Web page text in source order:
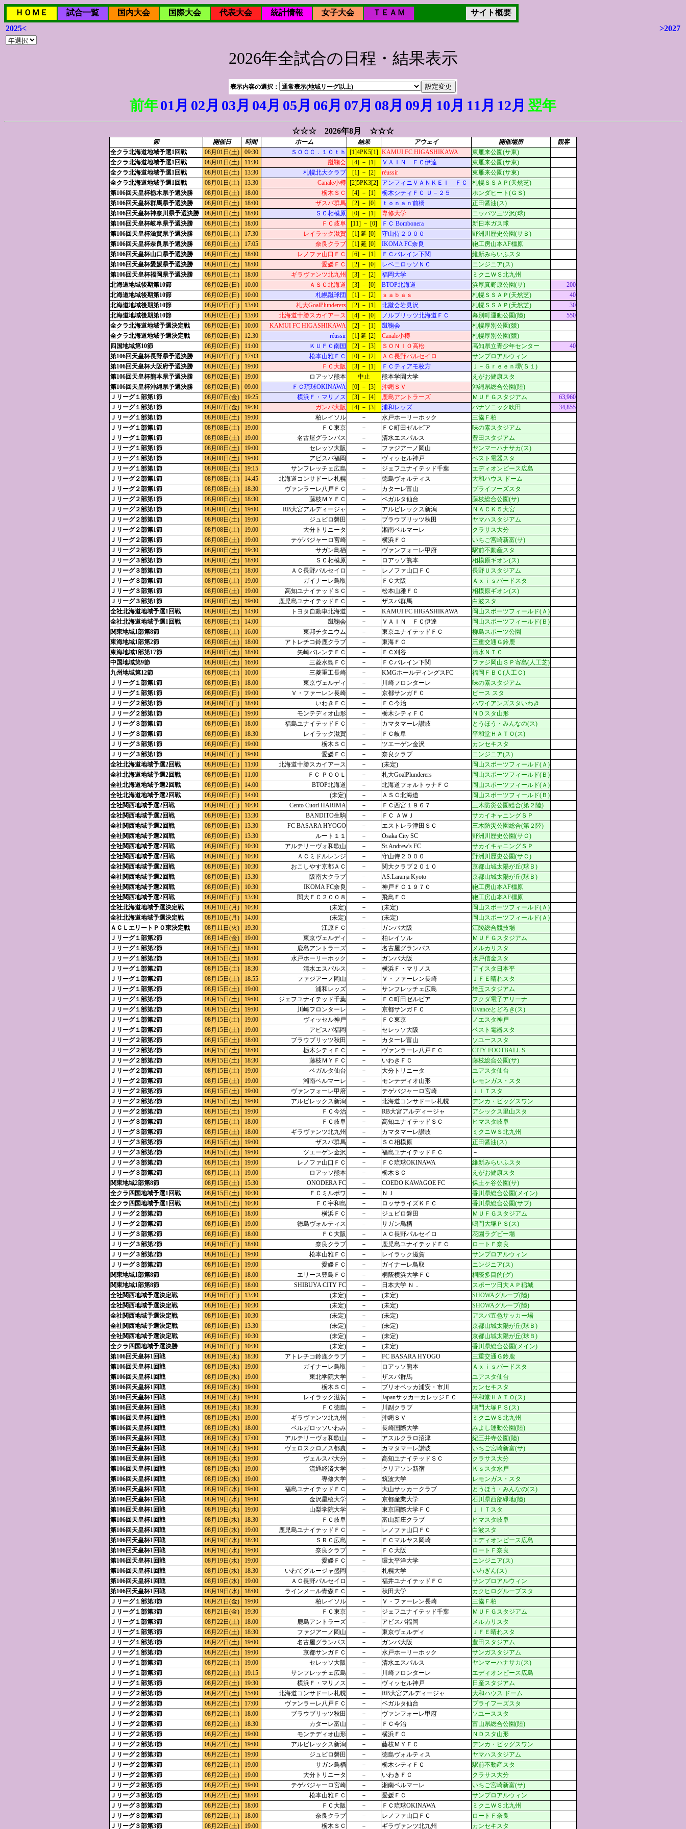
ＨＯＭＥ 試合一覧 国内大会 国際大会 代表大会 統計情報 女子大会 ＴＥＡＭ
サイト概要
2025<
>2027
2026年全試合の日程・結果表示
表示内容の選択：
前年01月 02月 03月 04月 05月 06月 07月 08月 09月 10月 11月 12月 翌年
☆☆☆ 2026年8月 ☆☆☆
節 開催日 時間 ホーム 結果 アウェイ 開催場所
観客
全クラ北海道地域予選1回戦
08月01日(土) 09:30 ＳＯＣＣ．１０ｔｈ [1]4PK5[1] KAMUI FC HIGASHIKAWA
東雁来公園(サ東)
全クラ北海道地域予選1回戦
08月01日(土) 11:30 蹴鞠会 [4] － [1] ＶＡＩＮ ＦＣ伊達
東雁来公園(サ東)
全クラ北海道地域予選1回戦
08月01日(土) 13:30 札幌北大クラブ [1] － [2] réussir
東雁来公園(サ東)
全クラ北海道地域予選1回戦
08月01日(土) 13:30 Canale小樽 [2]5PK3[2] アンフィニＶＡＮＫＥＩ ＦＣ
札幌ＳＳＡＰ(天然芝)
第106回天皇杯栃木県予選決勝
08月01日(土) 18:00 栃木ＳＣ [4] － [1] 栃木シティＦＣ Ｕ－２５
ホンダヒート(ＧＳ)
第106回天皇杯群馬県予選決勝
08月01日(土) 18:00 ザスパ群馬 [2] － [0] ｔｏｎａｎ前橋
正田醤油(ス)
第106回天皇杯神奈川県予選決勝
08月01日(土) 18:00 ＳＣ相模原 [0] － [1] 専修大学
ニッパツ三ツ沢(球)
第106回天皇杯岐阜県予選決勝
08月01日(土) 18:00 ＦＣ岐阜 [11] － [0] ＦＣ Bombonera
新日本ガス球
第106回天皇杯滋賀県予選決勝
08月01日(土) 17:30 レイラック滋賀 [1] 延 [0] 守山侍２０００
野洲川歴史公園(サＢ)
第106回天皇杯奈良県予選決勝
08月01日(土) 17:05 奈良クラブ [1] 延 [0] IKOMA FC奈良
鞄工房山本AF橿原
第106回天皇杯山口県予選決勝
08月01日(土) 18:00 レノファ山口ＦＣ [6] － [1] ＦＣバレイン下関
維新みらいふスタ
第106回天皇杯愛媛県予選決勝
08月01日(土) 18:00 愛媛ＦＣ [2] － [0] レベニロッソＮＣ
ニンジニア(ス)
第106回天皇杯福岡県予選決勝
08月01日(土) 18:00 ギラヴァンツ北九州 [3] － [2] 福岡大学
ミクニＷＳ北九州
北海道地域後期第10節
08月02日(日) 10:00 ＡＳＣ北海道 [3] － [0] BTOP北海道 浜厚真野原公園(サ)
200
北海道地域後期第10節
08月02日(日) 10:00 札幌蹴球団 [1] － [2] ｓａｂａｓ 札幌ＳＳＡＰ(天然芝)
40
北海道地域後期第10節
08月02日(日) 13:00 札大GoalPlunderers [2] － [1] 北蹴会岩見沢 札幌ＳＳＡＰ(天然芝)
30
北海道地域後期第10節
08月02日(日) 13:00 北海道十勝スカイアース [4] － [0] ノルブリッツ北海道ＦＣ 幕別町運動公園(陸)
550
全クラ北海道地域予選決定戦
08月02日(日) 10:00 KAMUI FC HIGASHIKAWA [2] － [1] 蹴鞠会
札幌厚別公園(競)
全クラ北海道地域予選決定戦
08月02日(日) 12:30 réussir [1] 延 [2] Canale小樽
札幌厚別公園(競)
四国地域第10節
08月02日(日) 11:00 ＫＵＦＣ南国 [2] － [3] ＳＯＮＩＯ高松 高知県立青少年センター
40
第106回天皇杯長野県予選決勝
08月02日(日) 17:03 松本山雅ＦＣ [0] － [2] ＡＣ長野パルセイロ
サンプロアルウィン
第106回天皇杯大阪府予選決勝
08月02日(日) 19:00 ＦＣ大阪 [3] － [1] ＦＣティアモ枚方
Ｊ－Ｇｒｅｅｎ堺(Ｓ１)
第106回天皇杯熊本県予選決勝
08月02日(日) 19:00 ロアッソ熊本 中止 熊本学園大学
えがお健康スタ
第106回天皇杯沖縄県予選決勝
08月02日(日) 09:00 ＦＣ琉球OKINAWA [0] － [3] 沖縄ＳＶ
沖縄県総合公園(陸)
Ｊリーグ１部第1節
08月07日(金) 19:25 横浜Ｆ・マリノス [3] － [4] 鹿島アントラーズ ＭＵＦＧスタジアム
63,960
Ｊリーグ１部第1節
08月07日(金) 19:30 ガンバ大阪 [4] － [3] 浦和レッズ パナソニック吹田
34,855
Ｊリーグ１部第1節
08月08日(土) 19:00 柏レイソル － 水戸ホーリーホック
三協Ｆ柏
Ｊリーグ１部第1節
08月08日(土) 19:00 ＦＣ東京 － ＦＣ町田ゼルビア
味の素スタジアム
Ｊリーグ１部第1節
08月08日(土) 19:00 名古屋グランパス － 清水エスパルス
豊田スタジアム
Ｊリーグ１部第1節
08月08日(土) 19:00 セレッソ大阪 － ファジアーノ岡山
ヤンマーハナサカ(ス)
Ｊリーグ１部第1節
08月08日(土) 19:00 アビスパ福岡 － ヴィッセル神戸
ベスト電器スタ
Ｊリーグ１部第1節
08月08日(土) 19:15 サンフレッチェ広島 － ジェフユナイテッド千葉
エディオンピース広島
Ｊリーグ２部第1節
08月08日(土) 14:45 北海道コンサドーレ札幌 － 徳島ヴォルティス
大和ハウス ドーム
Ｊリーグ２部第1節
08月08日(土) 18:30 ヴァンラーレ八戸ＦＣ － カターレ富山
プライフーズスタ
Ｊリーグ２部第1節
08月08日(土) 18:30 藤枝ＭＹＦＣ － ベガルタ仙台
藤枝総合公園(サ)
Ｊリーグ２部第1節
08月08日(土) 19:00 RB大宮アルディージャ － アルビレックス新潟
ＮＡＣＫ５大宮
Ｊリーグ２部第1節
08月08日(土) 19:00 ジュビロ磐田 － ブラウブリッツ秋田
ヤマハスタジアム
Ｊリーグ２部第1節
08月08日(土) 19:00 大分トリニータ － 湘南ベルマーレ
クラサス大分
Ｊリーグ２部第1節
08月08日(土) 19:00 テゲバジャーロ宮崎 － 横浜ＦＣ
いちご宮崎新富(サ)
Ｊリーグ２部第1節
08月08日(土) 19:30 サガン鳥栖 － ヴァンフォーレ甲府
駅前不動産スタ
Ｊリーグ３部第1節
08月08日(土) 18:00 ＳＣ相模原 － ロアッソ熊本
相模原ギオン(ス)
Ｊリーグ３部第1節
08月08日(土) 18:00 ＡＣ長野パルセイロ － レノファ山口ＦＣ
長野Ｕスタジアム
Ｊリーグ３部第1節
08月08日(土) 19:00 ガイナーレ鳥取 － ＦＣ大阪
Ａｘｉｓバードスタ
Ｊリーグ３部第1節
08月08日(土) 19:00 高知ユナイテッドＳＣ － 松本山雅ＦＣ
相模原ギオン(ス)
Ｊリーグ３部第1節
08月08日(土) 19:00 鹿児島ユナイテッドＦＣ － ザスパ群馬
白波スタ
全社北海道地域予選1回戦
08月08日(土) 14:00 トヨタ自動車北海道 － KAMUI FC HIGASHIKAWA
岡山スポーツフィールド(Ａ)
全社北海道地域予選1回戦
08月08日(土) 14:00 蹴鞠会 － ＶＡＩＮ ＦＣ伊達
岡山スポーツフィールド(Ｂ)
関東地域1部第8節
08月08日(土) 16:00 東邦チタニウム － 東京ユナイテッドＦＣ
柳島スポーツ公園
東海地域1部第2節
08月08日(土) 18:00 アトレチコ鈴鹿クラブ － 東海ＦＣ
三重交通Ｇ鈴鹿
東海地域1部第17節
08月08日(土) 18:00 矢崎バレンテＦＣ － ＦＣ刈谷
清水ＮＴＣ
中国地域第9節
08月08日(土) 16:00 三菱水島ＦＣ － ＦＣバレイン下関
ファジ岡山ＳＰ寄島(人工芝)
九州地域第12節
08月08日(土) 10:00 三菱重工長崎 － KMGホールディングスFC
福岡ＦＢＣ(人工Ｃ)
Ｊリーグ１部第1節
08月09日(日) 18:00 東京ヴェルディ － 川崎フロンターレ
味の素スタジアム
Ｊリーグ１部第1節
08月09日(日) 19:00 Ｖ・ファーレン長崎 － 京都サンガＦＣ
ピース スタ
Ｊリーグ２部第1節
08月09日(日) 18:00 いわきＦＣ － ＦＣ今治
ハワイアンズスタいわき
Ｊリーグ２部第1節
08月09日(日) 19:00 モンテディオ山形 － 栃木シティＦＣ
ＮＤスタ山形
Ｊリーグ３部第1節
08月09日(日) 18:00 福島ユナイテッドＦＣ － カマタマーレ讃岐
とうほう・みんなの(ス)
Ｊリーグ３部第1節
08月09日(日) 18:30 レイラック滋賀 － ＦＣ岐阜
平和堂ＨＡＴＯ(ス)
Ｊリーグ３部第1節
08月09日(日) 19:00 栃木ＳＣ － ツエーゲン金沢
カンセキスタ
Ｊリーグ３部第1節
08月09日(日) 19:00 愛媛ＦＣ － 奈良クラブ
ニンジニア(ス)
全社北海道地域予選2回戦
08月09日(日) 11:00 北海道十勝スカイアース － (未定)
岡山スポーツフィールド(Ａ)
全社北海道地域予選2回戦
08月09日(日) 11:00 ＦＣ ＰＯＯＬ － 札大GoalPlunderers
岡山スポーツフィールド(Ｂ)
全社北海道地域予選2回戦
08月09日(日) 14:00 BTOP北海道 － 北海道フォルトゥナＦＣ
岡山スポーツフィールド(Ａ)
全社北海道地域予選2回戦
08月09日(日) 14:00 (未定) － ＡＳＣ北海道
岡山スポーツフィールド(Ｂ)
全社関西地域予選2回戦
08月09日(日) 10:30 Cento Cuori HARIMA － ＦＣ西宮１９６７
三木防災公園総合(第２陸)
全社関西地域予選2回戦
08月09日(日) 13:30 BANDITO生駒 － ＦＣ ＡＷＪ
サカイキャニングＳＰ
全社関西地域予選2回戦
08月09日(日) 13:30 FC BASARA HYOGO － エストレラ津田ＳＣ
三木防災公園総合(第２陸)
全社関西地域予選2回戦
08月09日(日) 13:30 ルート１１ － Osaka City SC
野洲川歴史公園(サＣ)
全社関西地域予選2回戦
08月09日(日) 10:30 アルテリーヴォ和歌山 － St.Andrew's FC
サカイキャニングＳＰ
全社関西地域予選2回戦
08月09日(日) 10:30 ＡＣミドルレンジ － 守山侍２０００
野洲川歴史公園(サＣ)
全社関西地域予選2回戦
08月09日(日) 10:30 おこしやす京都ＡＣ － 関大クラブ２０１０
京都山城太陽が丘(球Ｂ)
全社関西地域予選2回戦
08月09日(日) 13:30 阪南大クラブ － AS.Laranja Kyoto
京都山城太陽が丘(球Ｂ)
全社関西地域予選2回戦
08月09日(日) 10:30 IKOMA FC奈良 － 神戸ＦＣ１９７０
鞄工房山本AF橿原
全社関西地域予選2回戦
08月09日(日) 13:30 関大ＦＣ２００８ － 飛鳥ＦＣ
鞄工房山本AF橿原
全社北海道地域予選決定戦
08月10日(月) 10:30 (未定) － (未定)
岡山スポーツフィールド(Ａ)
全社北海道地域予選決定戦
08月10日(月) 14:00 (未定) － (未定)
岡山スポーツフィールド(Ａ)
ＡＣＬエリートＰＯ東決定戦
08月11日(火) 19:30 江原ＦＣ － ガンバ大阪
江陵総合競技場
Ｊリーグ１部第2節
08月14日(金) 19:00 東京ヴェルディ － 柏レイソル
ＭＵＦＧスタジアム
Ｊリーグ１部第2節
08月15日(土) 18:00 鹿島アントラーズ － 名古屋グランパス
メルカリスタ
Ｊリーグ１部第2節
08月15日(土) 18:00 水戸ホーリーホック － ガンバ大阪
水戸信金スタ
Ｊリーグ１部第2節
08月15日(土) 18:30 清水エスパルス － 横浜Ｆ・マリノス
アイスタ日本平
Ｊリーグ１部第2節
08月15日(土) 18:55 ファジアーノ岡山 － Ｖ・ファーレン長崎
ＪＦＥ晴れスタ
Ｊリーグ１部第2節
08月15日(土) 19:00 浦和レッズ － サンフレッチェ広島
埼玉スタジアム
Ｊリーグ１部第2節
08月15日(土) 19:00 ジェフユナイテッド千葉 － ＦＣ町田ゼルビア
フクダ電子アリーナ
Ｊリーグ１部第2節
08月15日(土) 19:00 川崎フロンターレ － 京都サンガＦＣ
Uvanceとどろき(ス)
Ｊリーグ１部第2節
08月15日(土) 19:00 ヴィッセル神戸 － ＦＣ東京
ノエスタ神戸
Ｊリーグ１部第2節
08月15日(土) 19:00 アビスパ福岡 － セレッソ大阪
ベスト電器スタ
Ｊリーグ２部第2節
08月15日(土) 18:00 ブラウブリッツ秋田 － カターレ富山
ソユーススタ
Ｊリーグ２部第2節
08月15日(土) 18:00 栃木シティＦＣ － ヴァンラーレ八戸ＦＣ
CITY FOOTBALL S.
Ｊリーグ２部第2節
08月15日(土) 18:30 藤枝ＭＹＦＣ － いわきＦＣ
藤枝総合公園(サ)
Ｊリーグ２部第2節
08月15日(土) 19:00 ベガルタ仙台 － 大分トリニータ
ユアスタ仙台
Ｊリーグ２部第2節
08月15日(土) 19:00 湘南ベルマーレ － モンテディオ山形
レモンガス・スタ
Ｊリーグ２部第2節
08月15日(土) 19:00 ヴァンフォーレ甲府 － テゲバジャーロ宮崎
ＪＩＴスタ
Ｊリーグ２部第2節
08月15日(土) 19:00 アルビレックス新潟 － 北海道コンサドーレ札幌
デンカ・ビッグスワン
Ｊリーグ２部第2節
08月15日(土) 19:00 ＦＣ今治 － RB大宮アルディージャ
アシックス里山スタ
Ｊリーグ３部第2節
08月15日(土) 18:00 ＦＣ岐阜 － 高知ユナイテッドＳＣ
ヒマスタ岐阜
Ｊリーグ３部第2節
08月15日(土) 18:00 ギラヴァンツ北九州 － カマタマーレ讃岐
ミクニＷＳ北九州
Ｊリーグ３部第2節
08月15日(土) 19:00 ザスパ群馬 － ＳＣ相模原
正田醤油(ス)
Ｊリーグ３部第2節
08月15日(土) 19:00 ツエーゲン金沢 － 福島ユナイテッドＦＣ
－
Ｊリーグ３部第2節
08月15日(土) 19:00 レノファ山口ＦＣ － ＦＣ琉球OKINAWA
維新みらいふスタ
Ｊリーグ３部第2節
08月15日(土) 19:00 ロアッソ熊本 － 栃木ＳＣ
えがお健康スタ
関東地域2部第8節
08月15日(土) 15:30 ONODERA FC － COEDO KAWAGOE FC
保土ヶ谷公園(サ)
全クラ四国地域予選1回戦
08月15日(土) 10:30 ＦＣミルポワ － ＮＪ
香川県総合公園(メイン)
全クラ四国地域予選1回戦
08月15日(土) 10:30 ＦＣ宇和島 － ロッサライズＫＦＣ
香川県総合公園(サブ)
Ｊリーグ２部第2節
08月16日(日) 18:00 横浜ＦＣ － ジュビロ磐田
ＭＵＦＧスタジアム
Ｊリーグ２部第2節
08月16日(日) 19:00 徳島ヴォルティス － サガン鳥栖
鳴門大塚ＰＳ(ス)
Ｊリーグ３部第2節
08月16日(日) 18:00 ＦＣ大阪 － ＡＣ長野パルセイロ
花園ラグビー場
Ｊリーグ３部第2節
08月16日(日) 18:00 奈良クラブ － 鹿児島ユナイテッドＦＣ
ロートＦ奈良
Ｊリーグ３部第2節
08月16日(日) 19:00 松本山雅ＦＣ － レイラック滋賀
サンプロアルウィン
Ｊリーグ３部第2節
08月16日(日) 19:00 愛媛ＦＣ － ガイナーレ鳥取
ニンジニア(ス)
関東地域1部第8節
08月16日(日) 18:00 エリース豊島ＦＣ － 桐蔭横浜大学ＦＣ
桐蔭多目的(グ)
関東地域1部第8節
08月16日(日) 18:00 SHIBUYA CITY FC － 日本大学 Ｎ．
スポーツ日大ＡＰ稲城
全社関西地域予選決定戦
08月16日(日) 13:30 (未定) － (未定)
SHOWAグループ(陸)
全社関西地域予選決定戦
08月16日(日) 10:30 (未定) － (未定)
SHOWAグループ(陸)
全社関西地域予選決定戦
08月16日(日) 10:30 (未定) － (未定)
アスパ五色サッカー場
全社関西地域予選決定戦
08月16日(日) 13:30 (未定) － (未定)
京都山城太陽が丘(球Ｂ)
全社関西地域予選決定戦
08月16日(日) 10:30 (未定) － (未定)
京都山城太陽が丘(球Ｂ)
全クラ四国地域予選決勝
08月16日(日) 10:30 (未定) － (未定)
香川県総合公園(メイン)
第106回天皇杯1回戦
08月19日(水) 18:30 アトレチコ鈴鹿クラブ － FC BASARA HYOGO
三重交通Ｇ鈴鹿
第106回天皇杯1回戦
08月19日(水) 19:00 ガイナーレ鳥取 － ロアッソ熊本
Ａｘｉｓバードスタ
第106回天皇杯1回戦
08月19日(水) 19:00 東北学院大学 － ザスパ群馬
ユアスタ仙台
第106回天皇杯1回戦
08月19日(水) 19:00 栃木ＳＣ － ブリオベッカ浦安・市川
カンセキスタ
第106回天皇杯1回戦
08月19日(水) 19:00 レイラック滋賀 － JapanサッカーカレッジＦＣ
平和堂ＨＡＴＯ(ス)
第106回天皇杯1回戦
08月19日(水) 18:30 ＦＣ徳島 － 川副クラブ
鳴門大塚ＰＳ(ス)
第106回天皇杯1回戦
08月19日(水) 19:00 ギラヴァンツ北九州 － 沖縄ＳＶ
ミクニＷＳ北九州
第106回天皇杯1回戦
08月19日(水) 18:00 ベルガロッソいわみ － 長崎国際大学
みよし運動公園(陸)
第106回天皇杯1回戦
08月19日(水) 17:00 アルテリーヴォ和歌山 － アスルクラロ沼津
紀三井寺公園(陸)
第106回天皇杯1回戦
08月19日(水) 19:00 ヴェロスクロノス都農 － カマタマーレ讃岐
いちご宮崎新富(サ)
第106回天皇杯1回戦
08月19日(水) 19:00 ヴェルスパ大分 － 高知ユナイテッドＳＣ
クラサス大分
第106回天皇杯1回戦
08月19日(水) 19:00 流通経済大学 － クリアソン新宿
Ｋｓスタ水戸
第106回天皇杯1回戦
08月19日(水) 19:00 専修大学 － 筑波大学
レモンガス・スタ
第106回天皇杯1回戦
08月19日(水) 19:00 福島ユナイテッドＦＣ － 大山サッカークラブ
とうほう・みんなの(ス)
第106回天皇杯1回戦
08月19日(水) 19:00 金沢星稜大学 － 京都産業大学
石川県西部緑地(陸)
第106回天皇杯1回戦
08月19日(水) 19:00 山梨学院大学 － 東京国際大学ＦＣ
ＪＩＴスタ
第106回天皇杯1回戦
08月19日(水) 18:30 ＦＣ岐阜 － 富山新庄クラブ
ヒマスタ岐阜
第106回天皇杯1回戦
08月19日(水) 19:00 鹿児島ユナイテッドＦＣ － レノファ山口ＦＣ
白波スタ
第106回天皇杯1回戦
08月19日(水) 18:30 ＳＲＣ広島 － ＦＣマルヤス岡崎
エディオンピース広島
第106回天皇杯1回戦
08月19日(水) 19:00 奈良クラブ － ＦＣ大阪
ロートＦ奈良
第106回天皇杯1回戦
08月19日(水) 19:00 愛媛ＦＣ － 環太平洋大学
ニンジニア(ス)
第106回天皇杯1回戦
08月19日(水) 18:30 いわてグルージャ盛岡 － 札幌大学
いわぎん(ス)
第106回天皇杯1回戦
08月19日(水) 19:00 ＡＣ長野パルセイロ － 福井ユナイテッドＦＣ
サンプロアルウィン
第106回天皇杯1回戦
08月19日(水) 18:00 ラインメール青森ＦＣ － 秋田大学
カクヒログループスタ
Ｊリーグ１部第3節
08月21日(金) 19:00 柏レイソル － Ｖ・ファーレン長崎
三協Ｆ柏
Ｊリーグ１部第3節
08月21日(金) 19:30 ＦＣ東京 － ジェフユナイテッド千葉
ＭＵＦＧスタジアム
Ｊリーグ１部第3節
08月22日(土) 18:00 鹿島アントラーズ － アビスパ福岡
メルカリスタ
Ｊリーグ１部第3節
08月22日(土) 18:30 ファジアーノ岡山 － 東京ヴェルディ
ＪＦＥ晴れスタ
Ｊリーグ１部第3節
08月22日(土) 19:00 名古屋グランパス － ガンバ大阪
豊田スタジアム
Ｊリーグ１部第3節
08月22日(土) 19:00 京都サンガＦＣ － 水戸ホーリーホック
サンガスタジアム
Ｊリーグ１部第3節
08月22日(土) 19:00 セレッソ大阪 － 清水エスパルス
ヤンマーハナサカ(ス)
Ｊリーグ１部第3節
08月22日(土) 19:15 サンフレッチェ広島 － 川崎フロンターレ
エディオンピース広島
Ｊリーグ１部第3節
08月22日(土) 19:30 横浜Ｆ・マリノス － ヴィッセル神戸
日産スタジアム
Ｊリーグ２部第3節
08月22日(土) 15:00 北海道コンサドーレ札幌 － RB大宮アルディージャ
大和ハウス ドーム
Ｊリーグ２部第3節
08月22日(土) 17:00 ヴァンラーレ八戸ＦＣ － ベガルタ仙台
プライフーズスタ
Ｊリーグ２部第3節
08月22日(土) 18:00 ブラウブリッツ秋田 － ヴァンフォーレ甲府
ソユーススタ
Ｊリーグ２部第3節
08月22日(土) 18:30 カターレ富山 － ＦＣ今治
富山県総合公園(陸)
Ｊリーグ２部第3節
08月22日(土) 19:00 モンテディオ山形 － 横浜ＦＣ
ＮＤスタ山形
Ｊリーグ２部第3節
08月22日(土) 19:00 アルビレックス新潟 － 藤枝ＭＹＦＣ
デンカ・ビッグスワン
Ｊリーグ２部第3節
08月22日(土) 19:00 ジュビロ磐田 － 徳島ヴォルティス
ヤマハスタジアム
Ｊリーグ２部第3節
08月22日(土) 19:00 サガン鳥栖 － 栃木シティＦＣ
駅前不動産スタ
Ｊリーグ２部第3節
08月22日(土) 19:00 大分トリニータ － いわきＦＣ
クラサス大分
Ｊリーグ２部第3節
08月22日(土) 19:00 テゲバジャーロ宮崎 － 湘南ベルマーレ
いちご宮崎新富(サ)
Ｊリーグ３部第3節
08月22日(土) 18:00 松本山雅ＦＣ － 愛媛ＦＣ
サンプロアルウィン
Ｊリーグ３部第3節
08月22日(土) 18:00 ＦＣ大阪 － ＦＣ琉球OKINAWA
ミクニＷＳ北九州
Ｊリーグ３部第3節
08月22日(土) 18:00 奈良クラブ － レノファ山口ＦＣ
ロートＦ奈良
Ｊリーグ３部第3節
08月22日(土) 19:00 栃木ＳＣ － ギラヴァンツ北九州 カンセキスタ